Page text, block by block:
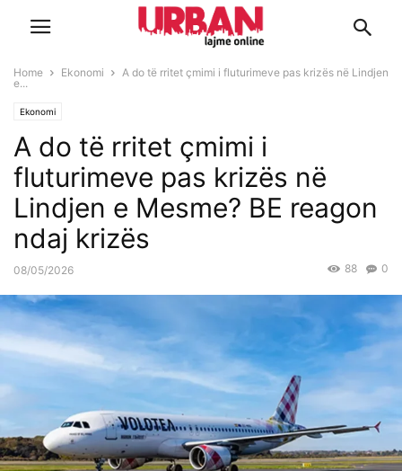
Home Ekonomi
A do të rritet çmimi i fluturimeve pas krizës në Lindjen
e...
Ekonomi
A do të rritet çmimi i
fluturimeve pas krizës në
Lindjen e Mesme? BE reagon
ndaj krizës
08/05/2026 0
88